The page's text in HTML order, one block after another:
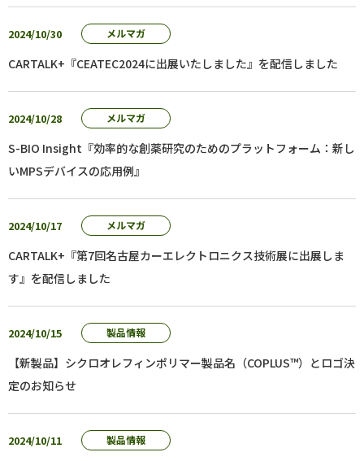
2024/10/30 メルマガ
CARTALK+『CEATEC2024に出展いたしました』を配信しました
2024/10/28 メルマガ
S-BIO Insight『効率的な創薬研究のためのプラットフォーム：新し
いMPSデバイスの応用例』
2024/10/17 メルマガ
CARTALK+『第7回名古屋カーエレクトロニクス技術展に出展しま
す』を配信しました
2024/10/15 製品情報
【新製品】シクロオレフィンポリマー製品名（COPLUS™）とロゴ決
定のお知らせ
2024/10/11 製品情報